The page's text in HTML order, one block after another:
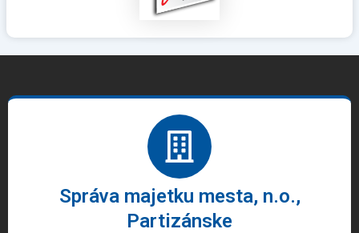
Správa majetku mesta, n.o.,
Partizánske